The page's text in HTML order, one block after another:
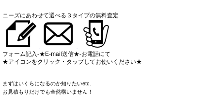
ニーズにあわせて選べる３タイプの無料査定
フォーム記入-★E-mail送信★-お電話にて
★アイコンをクリック・タップしてお使いください★
まずはいくらになるのか知りたいetc.
お見積もりだけでも全然構いません！